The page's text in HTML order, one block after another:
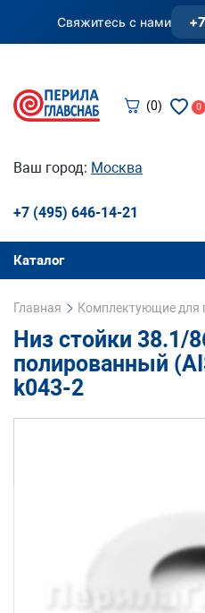
Свяжитесь с нами
(0) 0
Ваш город: Москва
+7 (495) 646-14-21
Каталог
Главная Комплектующие для
Низ стойки 38.1/
полированный
k043-2